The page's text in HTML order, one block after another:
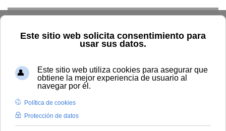
Inicio Estudiar Oferta académica Normativa
Propia
Distinciones honoríficas
la Universidad Internacional de Andalucía (aprobada en Consejo
de Gobierno de 3 de marzo de 2022)